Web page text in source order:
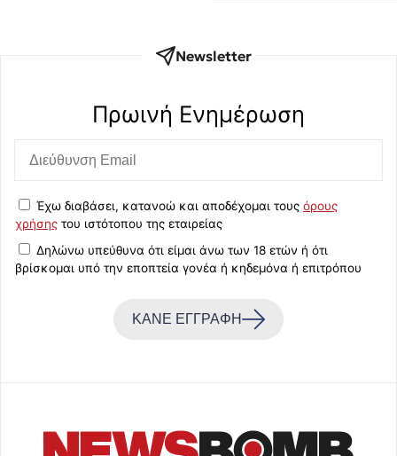
Newsletter
Πρωινή Eνημέρωση
Έχω διαβάσει, κατανοώ και αποδέχομαι τους όρους
χρήσης του ιστότοπου της εταιρείας
Δηλώνω υπεύθυνα ότι είμαι άνω των 18 ετών ή ότι
βρίσκομαι υπό την εποπτεία γονέα ή κηδεμόνα ή επιτρόπου
ΚΑΝΕ ΕΓΓΡΑΦΗ